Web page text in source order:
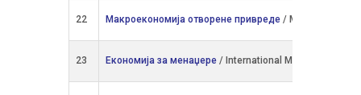
22 Макроекономија отворене привреде / Међународна
23 Економија за менаџере / International Master in